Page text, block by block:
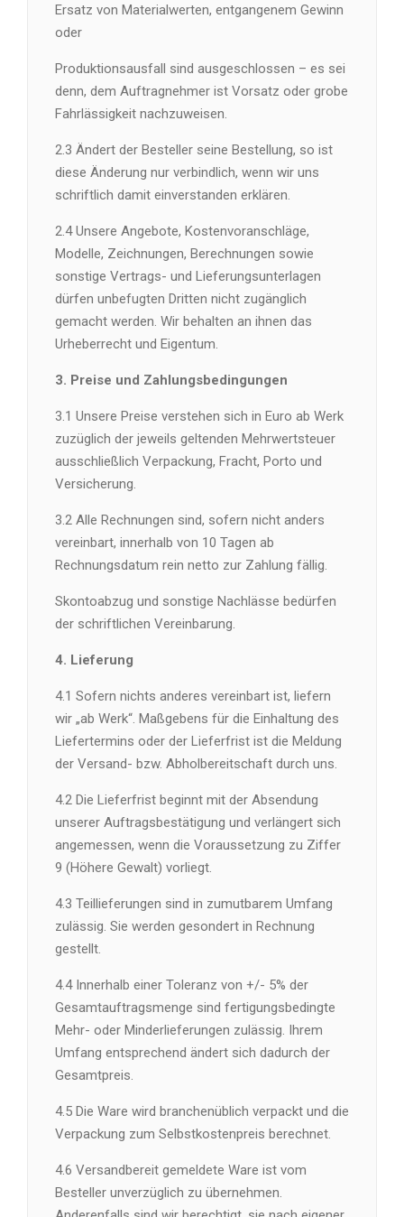
Ersatz von Materialwerten, entgangenem Gewinn
oder
Produktionsausfall sind ausgeschlossen – es sei
denn, dem Auftragnehmer ist Vorsatz oder grobe
Fahrlässigkeit nachzuweisen.
2.3 Ändert der Besteller seine Bestellung, so ist
diese Änderung nur verbindlich, wenn wir uns
schriftlich damit einverstanden erklären.
2.4 Unsere Angebote, Kostenvoranschläge,
Modelle, Zeichnungen, Berechnungen sowie
sonstige Vertrags- und Lieferungsunterlagen
dürfen unbefugten Dritten nicht zugänglich
gemacht werden. Wir behalten an ihnen das
Urheberrecht und Eigentum.
3. Preise und Zahlungsbedingungen
3.1 Unsere Preise verstehen sich in Euro ab Werk
zuzüglich der jeweils geltenden Mehrwertsteuer
ausschließlich Verpackung, Fracht, Porto und
Versicherung.
3.2 Alle Rechnungen sind, sofern nicht anders
vereinbart, innerhalb von 10 Tagen ab
Rechnungsdatum rein netto zur Zahlung fällig.
Skontoabzug und sonstige Nachlässe bedürfen
der schriftlichen Vereinbarung.
4. Lieferung
4.1 Sofern nichts anderes vereinbart ist, liefern
wir „ab Werk“. Maßgebens für die Einhaltung des
Liefertermins oder der Lieferfrist ist die Meldung
der Versand- bzw. Abholbereitschaft durch uns.
4.2 Die Lieferfrist beginnt mit der Absendung
unserer Auftragsbestätigung und verlängert sich
angemessen, wenn die Voraussetzung zu Ziffer
9 (Höhere Gewalt) vorliegt.
4.3 Teillieferungen sind in zumutbarem Umfang
zulässig. Sie werden gesondert in Rechnung
gestellt.
4.4 Innerhalb einer Toleranz von +/- 5% der
Gesamtauftragsmenge sind fertigungsbedingte
Mehr- oder Minderlieferungen zulässig. Ihrem
Umfang entsprechend ändert sich dadurch der
Gesamtpreis.
4.5 Die Ware wird branchenüblich verpackt und die
Verpackung zum Selbstkostenpreis berechnet.
4.6 Versandbereit gemeldete Ware ist vom
Besteller unverzüglich zu übernehmen.